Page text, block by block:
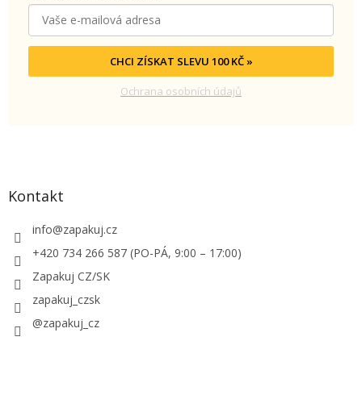
CHCI ZÍSKAT SLEVU 100 KČ »
Ochrana osobních údajů
Kontakt
info@zapakuj.cz
+420 734 266 587 (PO-PÁ, 9:00 – 17:00)
Zapakuj CZ/SK
zapakuj_czsk
@zapakuj_cz